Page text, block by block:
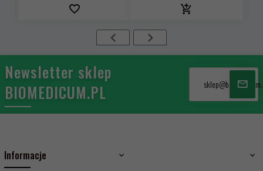
Newsletter sklep
BIOMEDICUM.PL
Informacje